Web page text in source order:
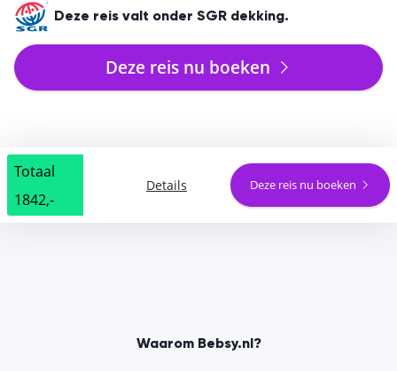
Deze reis valt onder SGR dekking.
Deze reis nu boeken
Totaal
1842,-
Details Deze reis nu boeken
Waarom Bebsy.nl?